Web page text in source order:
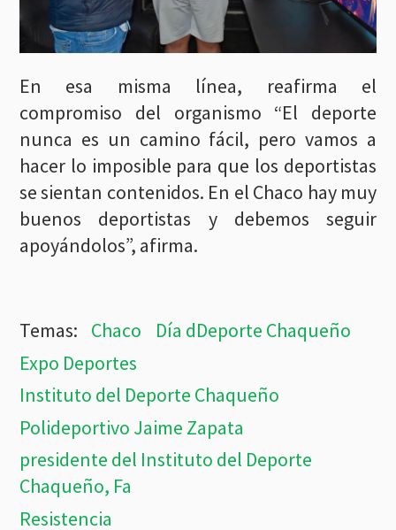
En esa misma línea, reafirma el
compromiso del organismo “El deporte
nunca es un camino fácil, pero vamos a
hacer lo imposible para que los deportistas
se sientan contenidos. En el Chaco hay muy
buenos deportistas y debemos seguir
apoyándolos”, afirma.
Chaco
Día dDeporte Chaqueño
Expo Deportes
Instituto del Deporte Chaqueño
Polideportivo Jaime Zapata
presidente del Instituto del Deporte
Chaqueño, Fa
Resistencia